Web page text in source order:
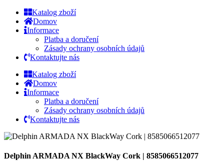
Katalog zboží
Domov
Informace
Platba a doručení
Zásady ochrany osobních údajů
Kontaktujte nás
Katalog zboží
Domov
Informace
Platba a doručení
Zásady ochrany osobních údajů
Kontaktujte nás
Delphin ARMADA NX BlackWay Cork | 8585066512077